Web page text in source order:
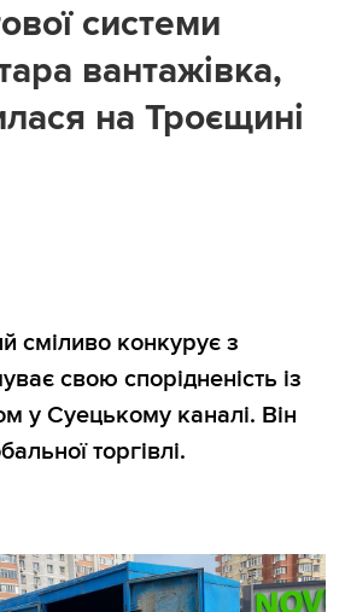
системи
вантажівка,
на Троєщині
сміливо конкурує з
свою спорідненість із
у Суецькому каналі. Він
торгівлі.